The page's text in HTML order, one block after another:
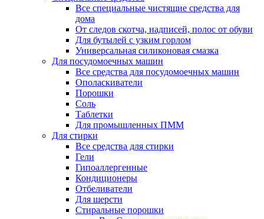
Все специальные чистящие средства для
дома
От следов скотча, надписей, полос от обуви
Для бутылей с узким горлом
Универсальная силиконовая смазка
Для посудомоечных машин
Все средства для посудомоечных машин
Ополаскиватели
Порошки
Соль
Таблетки
Для промышленных ПММ
Для стирки
Все средства для стирки
Гели
Гипоаллергенные
Кондиционеры
Отбеливатели
Для шерсти
Стиральные порошки